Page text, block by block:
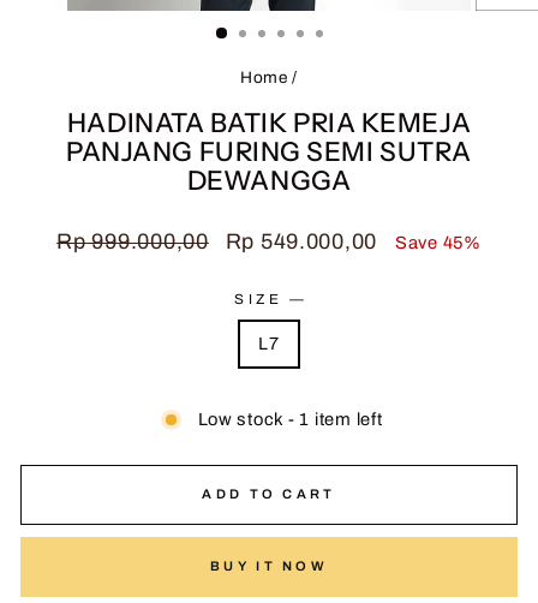
(ESC)
Home /
HADINATA BATIK PRIA KEMEJA
PANJANG FURING SEMI SUTRA
DEWANGGA
Regular
Rp 999.000,00
Sale
Rp 549.000,00 Save 45%
SIZE —
L7
Low stock - 1 item left
ADD TO CART
BUY IT NOW